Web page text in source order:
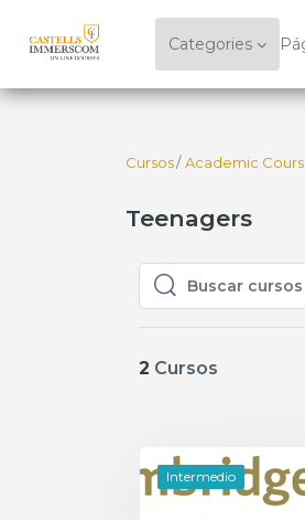
Categories
Cursos Academic
Teenagers
Buscar cursos
Buscar cursos
2 Cursos
Intermedio